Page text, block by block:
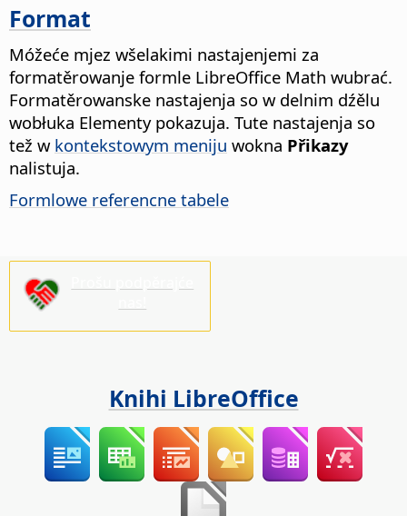
Format
Móžeće mjez wšelakimi nastajenjemi za
formatěrowanje formle LibreOffice Math wubrać.
Formatěrowanske nastajenja so w delnim dźělu
wobłuka Elementy pokazuja. Tute nastajenja so
tež w kontekstowym meniju wokna Přikazy
nalistuja.
Formlowe referencne tabele
Knihi LibreOffice